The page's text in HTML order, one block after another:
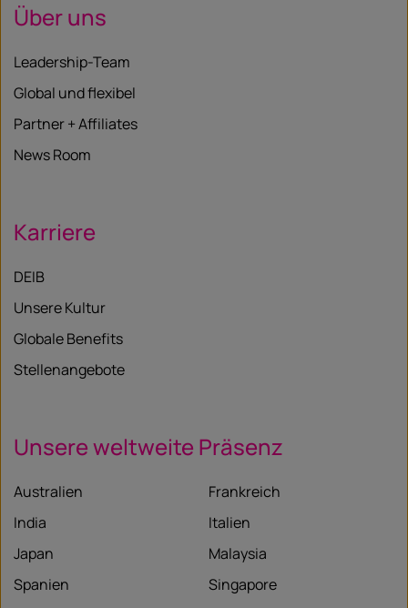
Über uns
Leadership-Team
Global und flexibel
Partner + Affiliates
News Room
Karriere
DEIB
Unsere Kultur
Globale Benefits
Stellenangebote
Unsere weltweite Präsenz
Australien
Frankreich
India
Italien
Japan
Malaysia
Spanien
Singapore